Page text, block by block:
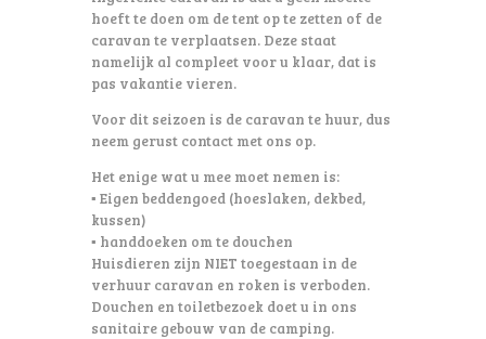
hoeft te doen om de tent op te zetten of de
caravan te verplaatsen. Deze staat
namelijk al compleet voor u klaar, dat is
pas vakantie vieren.
Voor dit seizoen is de caravan te huur, dus
neem gerust contact met ons op.
Het enige wat u mee moet nemen is:
▪︎ Eigen beddengoed (hoeslaken, dekbed,
kussen)
▪︎ handdoeken om te douchen
Huisdieren zijn NIET toegestaan in de
verhuur caravan en roken is verboden.
Douchen en toiletbezoek doet u in ons
sanitaire gebouw van de camping.